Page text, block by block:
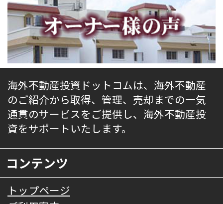
海外不動産投資ドットコムは、海外不動産
のご紹介から取得、管理、売却までの一気
通貫のサービスをご提供し、海外不動産投
資をサポートいたします。
コンテンツ
トップページ